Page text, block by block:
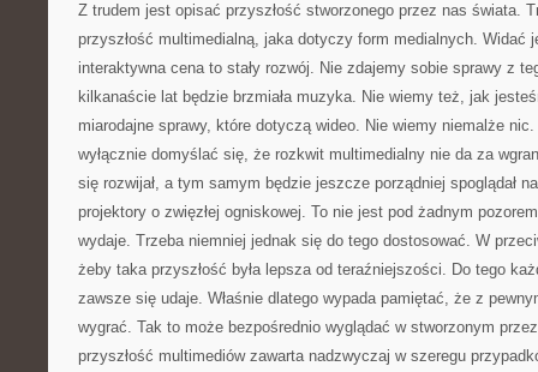
Z trudem jest opisać przyszłość stworzonego przez nas świata.
przyszłość multimedialną, jaka dotyczy form medialnych. Widać
interaktywna cena to stały rozwój. Nie zdajemy sobie sprawy z
kilkanaście lat będzie brzmiała muzyka. Nie wiemy też, jak
miarodajne sprawy, które dotyczą wideo. Nie wiemy niemalże
wyłącznie domyślać się, że rozkwit multimedialny nie da za
się rozwijał, a tym samym będzie jeszcze porządniej spoglądał
projektory o zwięzłej ogniskowej. To nie jest pod żadnym
wydaje. Trzeba niemniej jednak się do tego dostosować. W
żeby taka przyszłość była lepsza od teraźniejszości. Do tego
zawsze się udaje. Właśnie dlatego wypada pamiętać, że z
wygrać. Tak to może bezpośrednio wyglądać w stworzonym
przyszłość multimediów zawarta nadzwyczaj w szeregu